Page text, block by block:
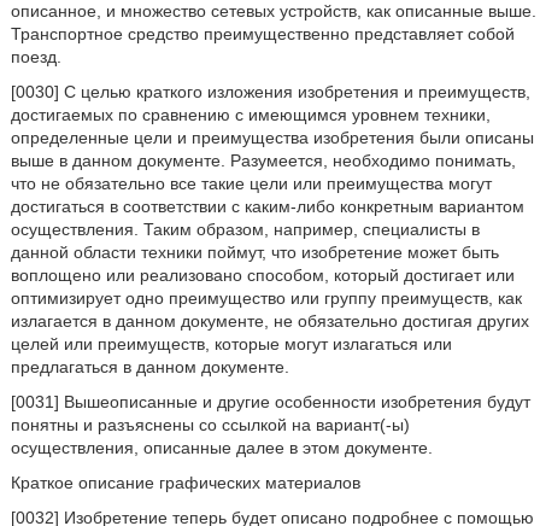
описанное, и множество сетевых устройств, как описанные выше.
Транспортное средство преимущественно представляет собой
поезд.
[0030] С целью краткого изложения изобретения и преимуществ,
достигаемых по сравнению с имеющимся уровнем техники,
определенные цели и преимущества изобретения были описаны
выше в данном документе. Разумеется, необходимо понимать,
что не обязательно все такие цели или преимущества могут
достигаться в соответствии с каким-либо конкретным вариантом
осуществления. Таким образом, например, специалисты в
данной области техники поймут, что изобретение может быть
воплощено или реализовано способом, который достигает или
оптимизирует одно преимущество или группу преимуществ, как
излагается в данном документе, не обязательно достигая других
целей или преимуществ, которые могут излагаться или
предлагаться в данном документе.
[0031] Вышеописанные и другие особенности изобретения будут
понятны и разъяснены со ссылкой на вариант(-ы)
осуществления, описанные далее в этом документе.
Краткое описание графических материалов
[0032] Изобретение теперь будет описано подробнее с помощью